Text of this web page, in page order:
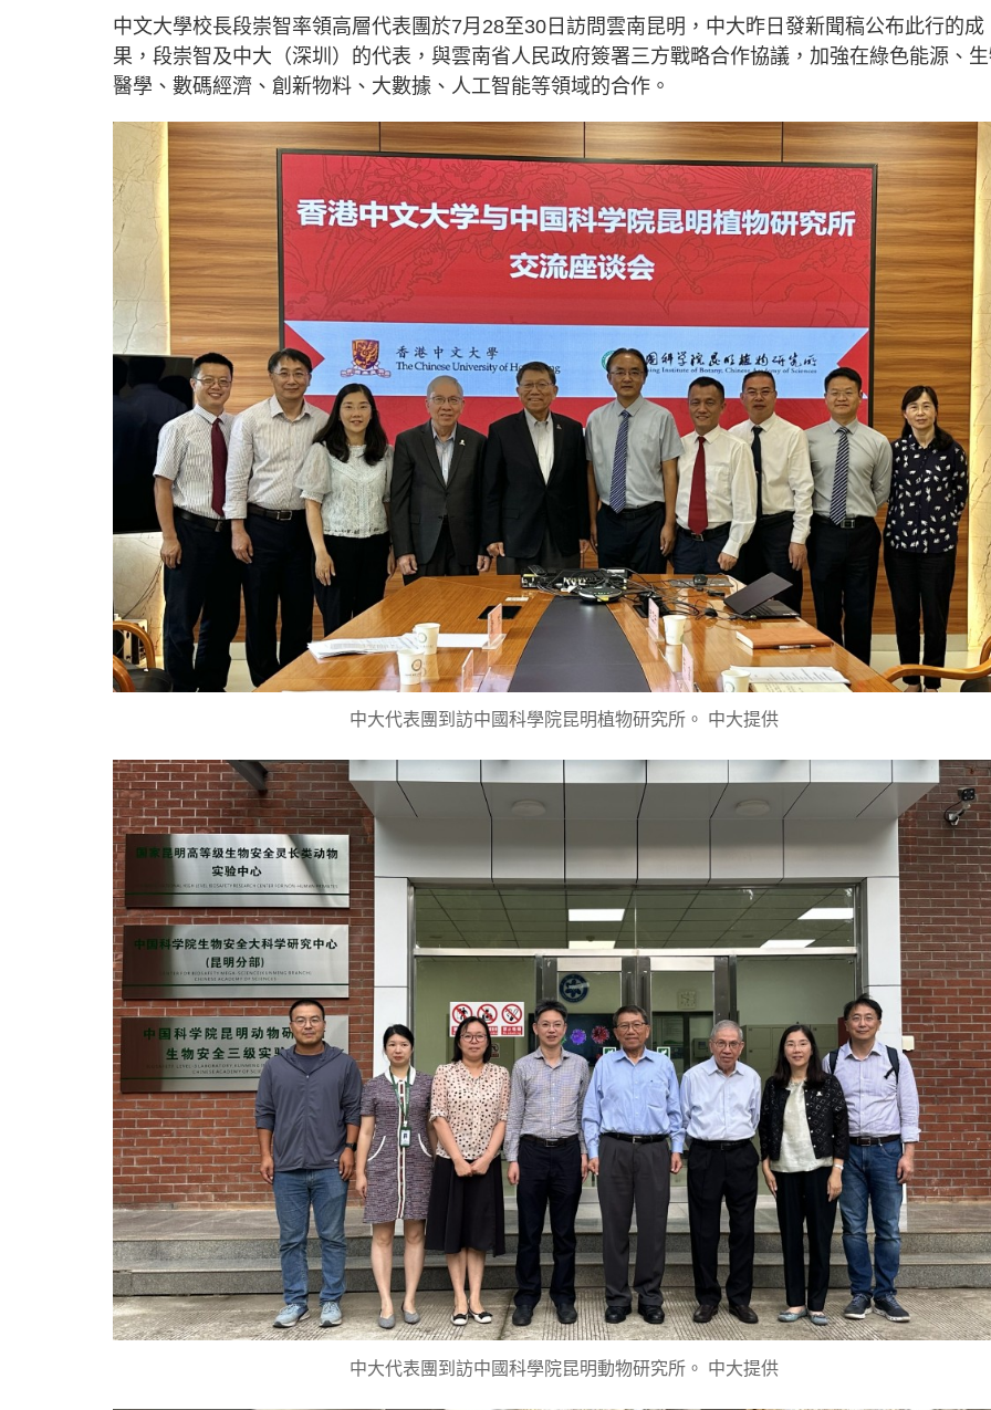
中文大學校長段崇智率領高層代表團於7月28至30日訪問雲南昆明，中大昨日發新聞稿公布此行的成
果，段崇智及中大（深圳）的代表，與雲南省人民政府簽署三方戰略合作協議，加強在綠色能源、
醫學、數碼經濟、創新物料、大數據、人工智能等領域的合作。
中大代表團到訪中國科學院昆明植物研究所。 中大提供
中大代表團到訪中國科學院昆明動物研究所。 中大提供